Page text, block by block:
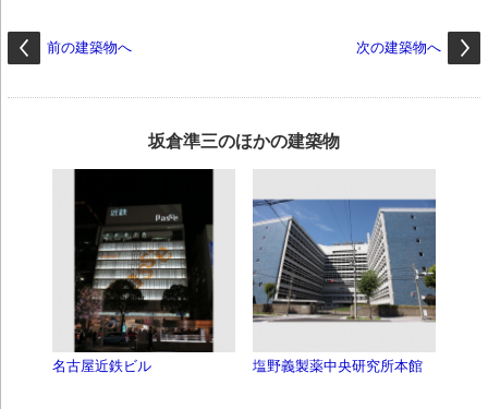
前の建築物へ 次の建築物へ
坂倉準三のほかの建築物
名古屋近鉄ビル 塩野義製薬中央研究所本館